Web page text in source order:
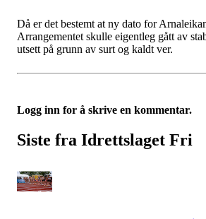
Då er det bestemt at ny dato for
Arrangementet skulle eigentleg gått av
utsett på grunn av surt og kaldt ver.
Logg inn for å skrive en kommentar.
Siste fra Idrettslaget Fri